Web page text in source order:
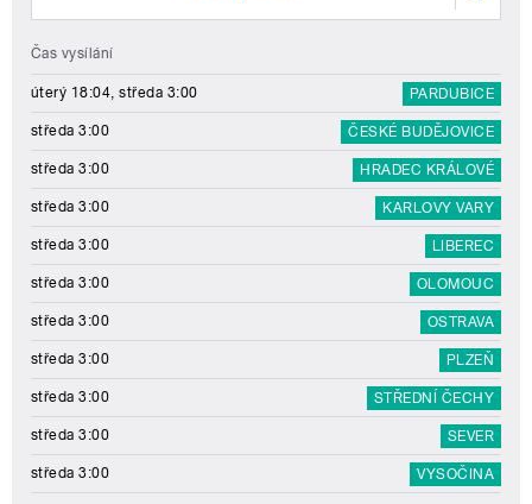
Čas vysílání
úterý 18:04, středa 3:00 PARDUBICE
středa 3:00 ČESKÉ BUDĚJOVICE
středa 3:00 HRADEC KRÁLOVÉ
středa 3:00 KARLOVY VARY
středa 3:00 LIBEREC
středa 3:00 OLOMOUC
středa 3:00 OSTRAVA
středa 3:00 PLZEŇ
středa 3:00 STŘEDNÍ ČECHY
středa 3:00 SEVER
středa 3:00 VYSOČINA